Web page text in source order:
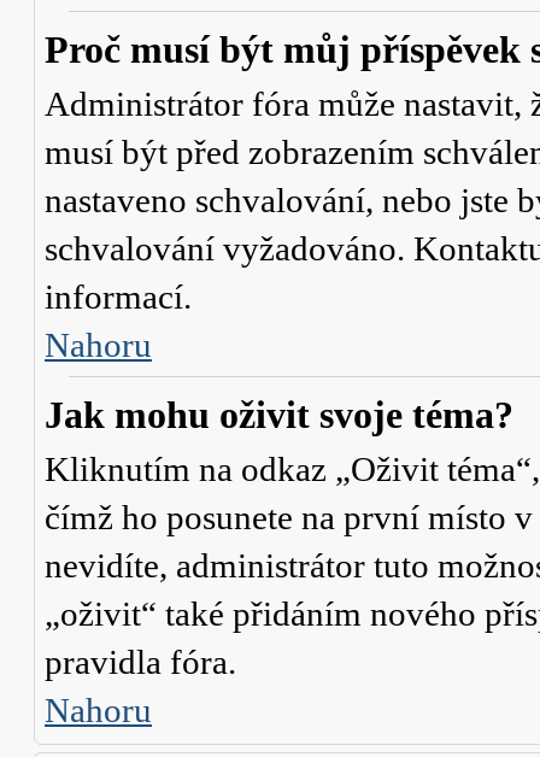
Proč musí být můj příspěvek
Administrátor fóra může nastavit,
musí být před zobrazením
nastaveno schvalování, nebo jste
schvalování vyžadováno.
informací.
Nahoru
Jak mohu oživit svoje téma?
Kliknutím na odkaz „Oživit
čímž ho posunete na první místo
nevidíte, administrátor tuto
„oživit“ také přidáním nového
pravidla fóra.
Nahoru